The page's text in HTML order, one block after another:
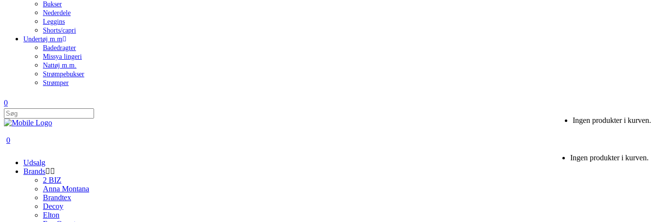
Bukser
Nederdele
Leggins
Shorts/capri
Undertøj m.m
Badedragter
Missya lingeri
Nattøj m.m.
Strømpebukser
Strømper
0
Ingen produkter i kurven.
0
Ingen produkter i kurven.
Udsalg
Brands
2 BIZ
Anna Montana
Brandtex
Decoy
Elton